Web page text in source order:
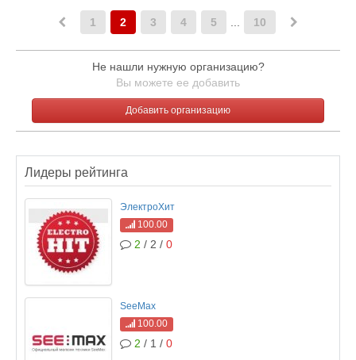
1 2 3 4 5 10
Не нашли нужную организацию?
Вы можете ее добавить
Добавить организацию
Лидеры рейтинга
ЭлектроХит
100.00
2 / 2 / 0
SeeMax
100.00
2 / 1 / 0